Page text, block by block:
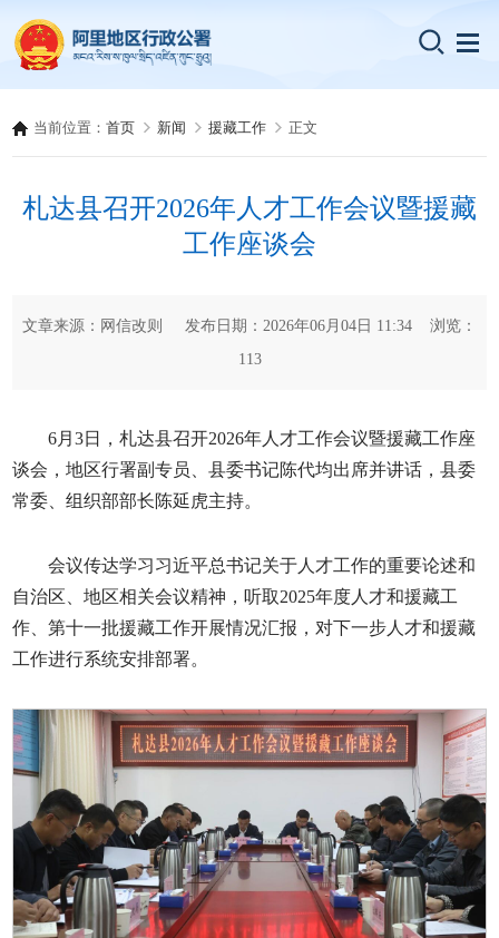
当前位置：首页 新闻 援藏工作 正文
札达县召开2026年人才工作会议暨援藏
工作座谈会
文章来源：网信改则 发布日期：2026年06月04日 11:34 浏览：
113
6月3日，札达县召开2026年人才工作会议暨援藏工作座
谈会，地区行署副专员、县委书记陈代均出席并讲话，县委
常委、组织部部长陈延虎主持。
会议传达学习习近平总书记关于人才工作的重要论述和
自治区、地区相关会议精神，听取2025年度人才和援藏工
作、第十一批援藏工作开展情况汇报，对下一步人才和援藏
工作进行系统安排部署。